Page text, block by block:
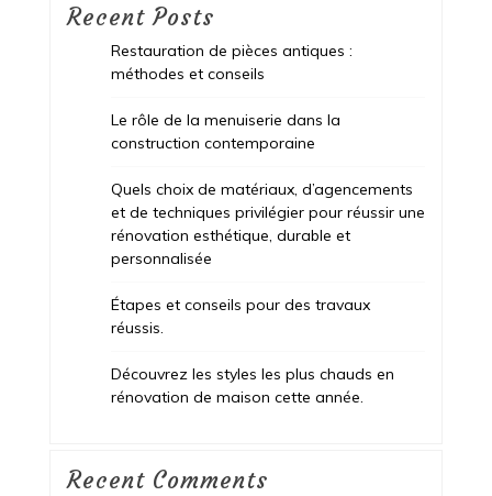
Recent Posts
Restauration de pièces antiques :
méthodes et conseils
Le rôle de la menuiserie dans la
construction contemporaine
Quels choix de matériaux, d’agencements
et de techniques privilégier pour réussir une
rénovation esthétique, durable et
personnalisée
Étapes et conseils pour des travaux
réussis.
Découvrez les styles les plus chauds en
rénovation de maison cette année.
Recent Comments